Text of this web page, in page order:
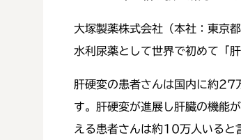
大塚製薬株式会社（本社：東京
水利尿薬として世界で初めて「
肝硬変の患者さんは国内に約27
す。肝硬変が進展し肝臓の機能
える患者さんは約10万人いると